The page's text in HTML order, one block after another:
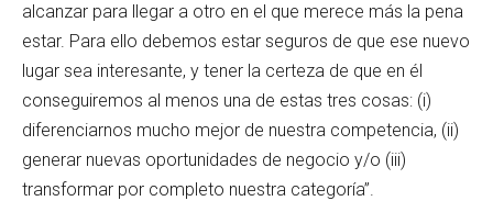
alcanzar para llegar a otro en el que merece más la pena
estar. Para ello debemos estar seguros de que ese nuevo
lugar sea interesante, y tener la certeza de que en él
conseguiremos al menos una de estas tres cosas: (i)
diferenciarnos mucho mejor de nuestra competencia, (ii)
generar nuevas oportunidades de negocio y/o (iii)
transformar por completo nuestra categoría”.